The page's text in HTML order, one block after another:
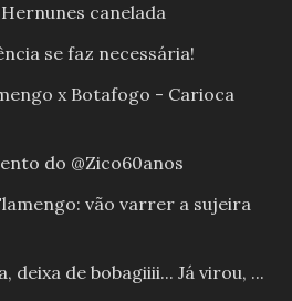
canelada
se faz necessária!
x Botafogo - Carioca
do @Zico60anos
vão varrer a sujeira
deixa de bobagiiii... Já virou, ...